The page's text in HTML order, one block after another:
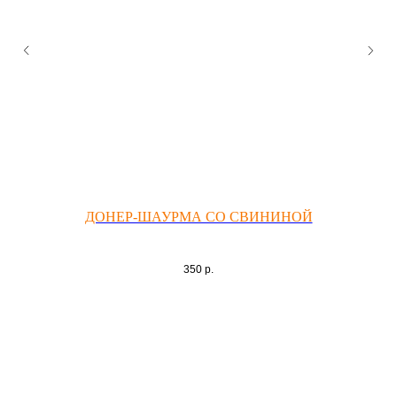
ДОНЕР-ШАУРМА СО СВИНИНОЙ
350 р.